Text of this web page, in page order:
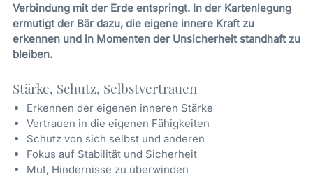
Verbindung mit der Erde entspringt. In der Kartenlegung
ermutigt der Bär dazu, die eigene innere Kraft zu
erkennen und in Momenten der Unsicherheit standhaft zu
bleiben.
Stärke, Schutz, Selbstvertrauen
Erkennen der eigenen inneren Stärke
Vertrauen in die eigenen Fähigkeiten
Schutz von sich selbst und anderen
Fokus auf Stabilität und Sicherheit
Mut, Hindernisse zu überwinden